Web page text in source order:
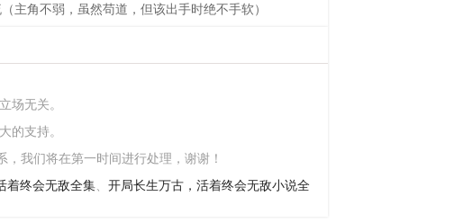
角不弱，虽然苟道，但该出手时绝不手软）
场无关。
的支持。
我们将在第一时间进行处理，谢谢！
着终会无敌全集、 开局长生万古，活着终会无敌小说全